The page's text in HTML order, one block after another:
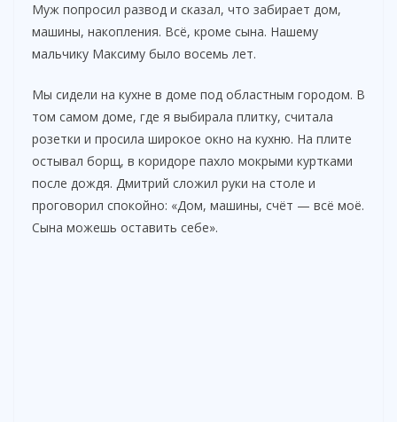
Муж попросил развод и сказал, что забирает дом,
машины, накопления. Всё, кроме сына. Нашему
мальчику Максиму было восемь лет.
Мы сидели на кухне в доме под областным городом. В
том самом доме, где я выбирала плитку, считала
розетки и просила широкое окно на кухню. На плите
остывал борщ, в коридоре пахло мокрыми куртками
после дождя. Дмитрий сложил руки на столе и
проговорил спокойно: «Дом, машины, счёт — всё моё.
Сына можешь оставить себе».